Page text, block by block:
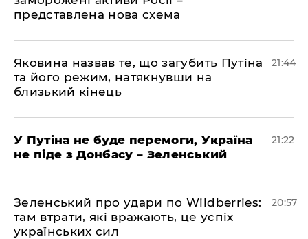
представлена ​​нова схема
Яковина назвав те, що загубить Путіна
та його режим, натякнувши на
близький кінець
21:44
У Путіна не буде перемоги, Україна
не піде з Донбасу – Зеленський
21:22
Зеленський про удари по Wildberries:
там втрати, які вражають, це успіх
українських сил
20:57